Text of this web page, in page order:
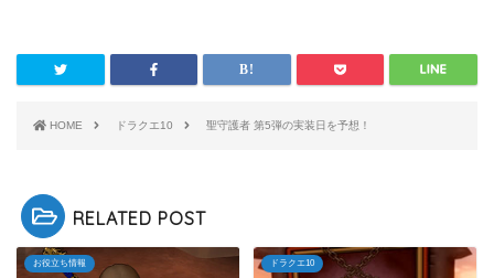
HOME ドラクエ10 聖守護者 第5弾の実装日を予想！
RELATED POST
お役立ち情報 ドラクエ10